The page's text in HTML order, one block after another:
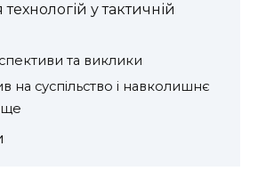
у тактичній
та виклики
на суспільство і навколишнє